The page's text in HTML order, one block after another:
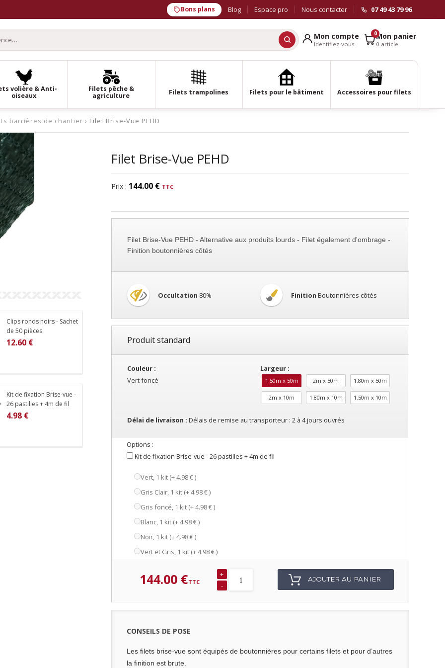
Bons plans Blog Espace pro Nous contacter 07 49 43 79 96
Mon compte
Identifiez-vous
0Mon panier
0 article
volière & Anti-
oiseaux
Filets pêche &
agriculture
Filets trampolines Filets pour le bâtiment Accessoires pour filets
barrières de chantier › Filet Brise-Vue PEHD
Clips ronds noirs - Sachet
de 50 pièces
12.60 €
Kit de fixation Brise-vue -
26 pastilles + 4m de fil
4.98 €
Filet Brise-Vue PEHD
Prix : 144.00 €
Filet Brise-Vue PEHD - Alternative aux produits lourds - Filet également d'ombrage -
Finition boutonnières côtés
Occultation 80% Finition Boutonnières côtés
Produit standard
Couleur :
Vert foncé
Largeur :
1.50m x 50m 2m x 50m 1.80m x 50m
2m x 10m 1.80m x 10m 1.50m x 10m
Délai de livraison : Délais de remise au transporteur : 2 à 4 jours ouvrés
Options :
Kit de fixation Brise-vue - 26 pastilles + 4m de fil
Vert, 1 kit (+4.98 €)
Gris Clair, 1 kit (+4.98 €)
Gris foncé, 1 kit (+4.98 €)
Blanc, 1 kit (+4.98 €)
Noir, 1 kit (+4.98 €)
Vert et Gris, 1 kit (+4.98 €)
144.00 €
+
-
AJOUTER AU PANIER
CONSEILS DE POSE
Les filets brise-vue sont équipés de boutonnières pour certains filets et pour d’autres
la finition est brute.
si votre région est venteuse.
des clips ronds noirs ou des kits de fixations.
ou le grillage.
vent ou brise-vue légers ; 3 à 4 clips/mètre.
brise-vue ou brise vent sur un grillage ;26 pastilles et 4m de fil métallique.